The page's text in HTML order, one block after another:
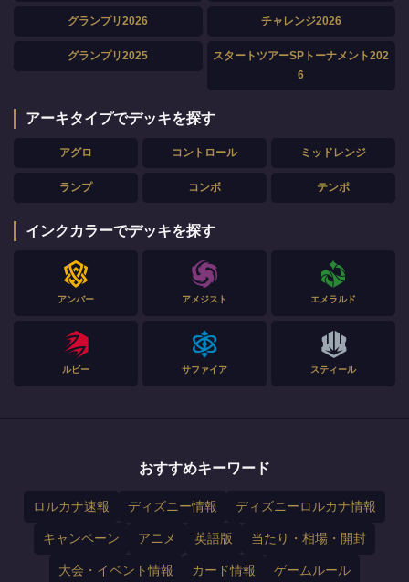
グランプリ2026 チャレンジ2026
グランプリ2025
スタートツアーSPトーナメント202
6
アーキタイプでデッキを探す
アグロ コントロール ミッドレンジ
ランプ コンボ テンポ
インクカラーでデッキを探す
アンバー アメジスト エメラルド
ルビー サファイア スティール
おすすめキーワード
ロルカナ速報 ディズニー情報 ディズニーロルカナ情報
キャンペーン アニメ 英語版 当たり・相場・開封
大会・イベント情報 カード情報 ゲームルール